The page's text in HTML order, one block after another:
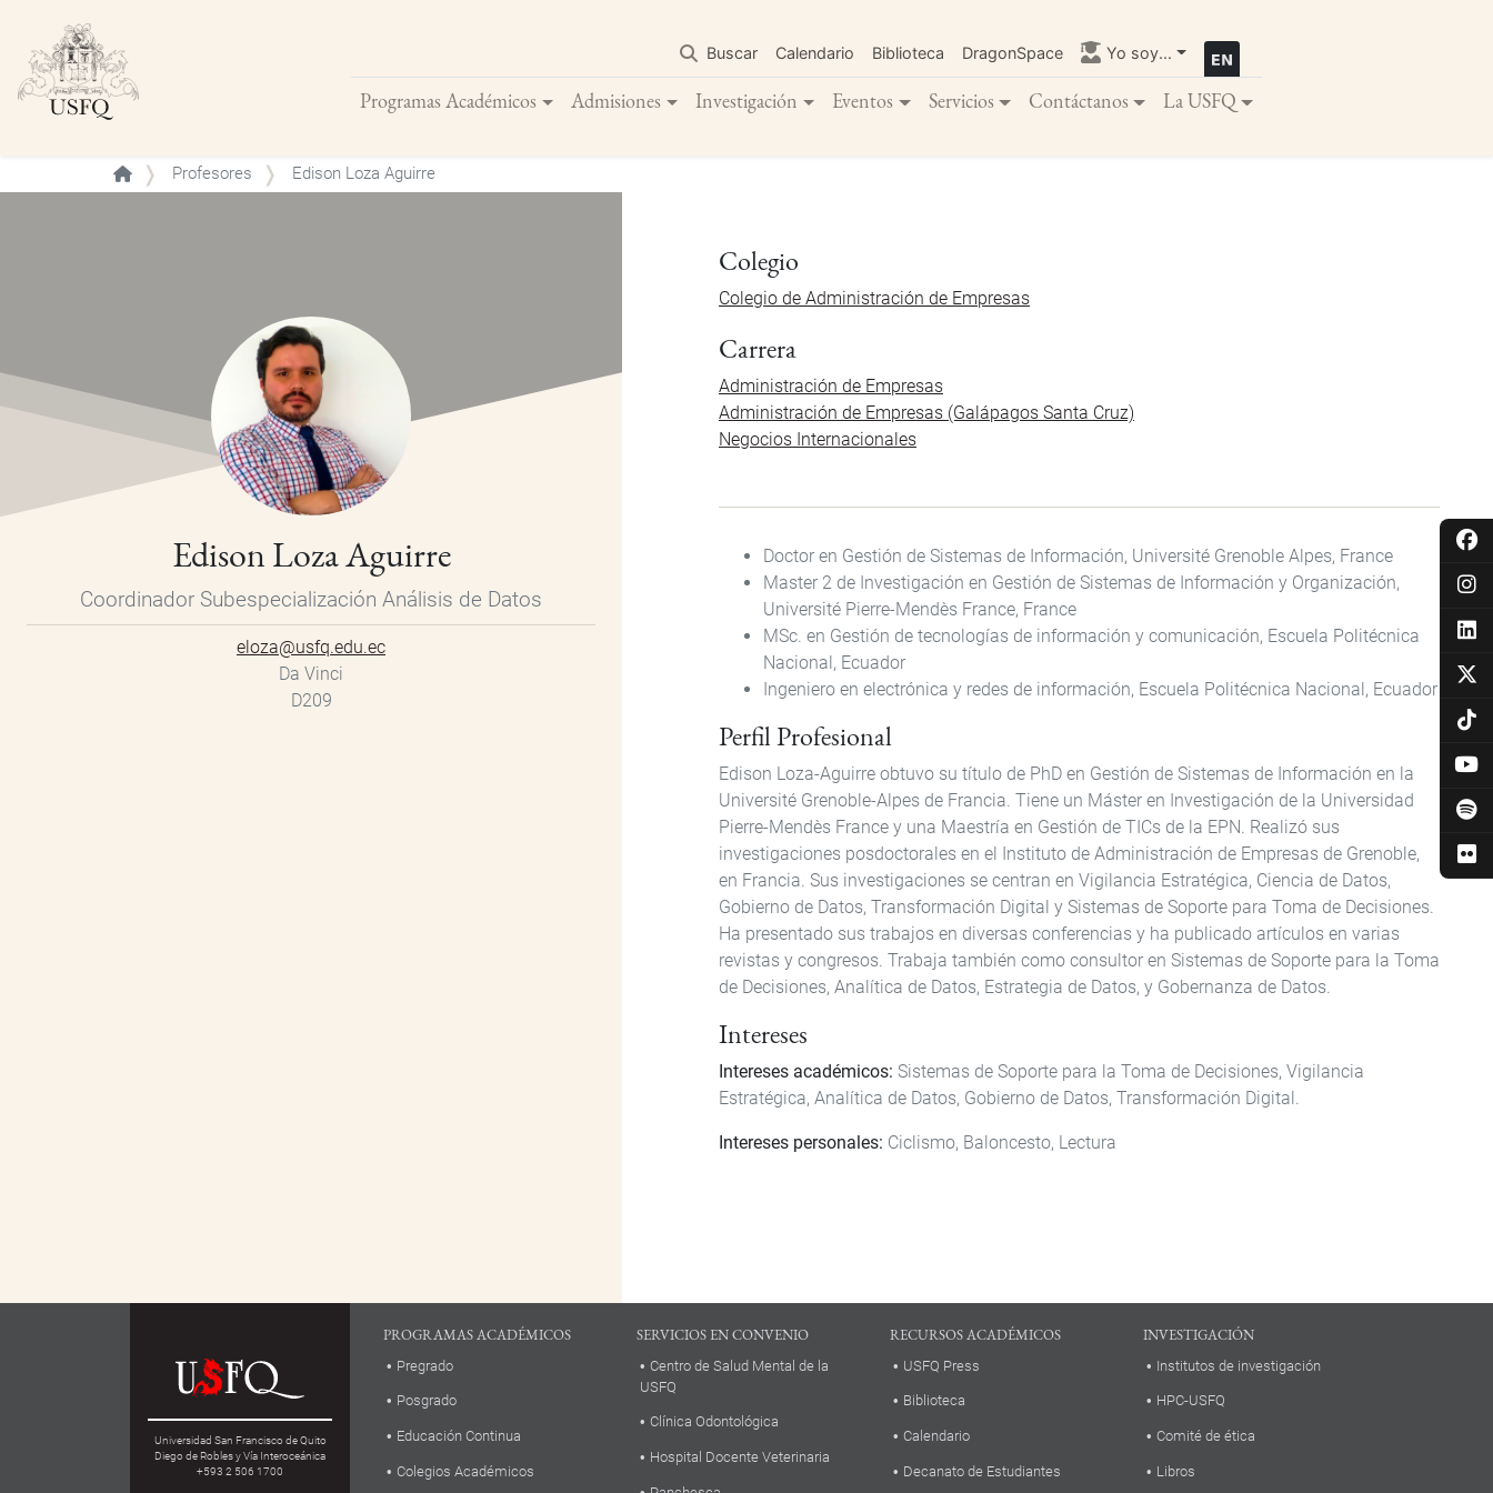
contenido
principal
Buscar Calendario Biblioteca DragonSpace Yo soy...
Programas Académicos Admisiones Investigación Eventos Servicios Contáctanos La USFQ
Buscar
Profesores Edison Loza Aguirre
Edison Loza Aguirre
Coordinador Subespecialización Análisis de Datos
eloza@usfq.edu.ec
Da Vinci
D209
Colegio
Colegio de Administración de Empresas
Carrera
Administración de Empresas
Administración de Empresas (Galápagos Santa Cruz)
Negocios Internacionales
Doctor en Gestión de Sistemas de Información, Université Grenoble Alpes, France
Master 2 de Investigación en Gestión de Sistemas de Información y Organización,
Université Pierre-Mendès France, France
MSc. en Gestión de tecnologías de información y comunicación, Escuela Politécnica
Nacional, Ecuador
Ingeniero en electrónica y redes de información, Escuela Politécnica Nacional, Ecuador
Perfil Profesional
Edison Loza-Aguirre obtuvo su título de PhD en Gestión de Sistemas de Información en la
Université Grenoble-Alpes de Francia. Tiene un Máster en Investigación de la Universidad
Pierre-Mendès France y una Maestría en Gestión de TICs de la EPN. Realizó sus
investigaciones posdoctorales en el Instituto de Administración de Empresas de Grenoble,
en Francia. Sus investigaciones se centran en Vigilancia Estratégica, Ciencia de Datos,
Gobierno de Datos, Transformación Digital y Sistemas de Soporte para Toma de Decisiones.
Ha presentado sus trabajos en diversas conferencias y ha publicado artículos en varias
revistas y congresos. Trabaja también como consultor en Sistemas de Soporte para la Toma
de Decisiones, Analítica de Datos, Estrategia de Datos, y Gobernanza de Datos.
Intereses
Intereses académicos: Sistemas de Soporte para la Toma de Decisiones, Vigilancia
Estratégica, Analítica de Datos, Gobierno de Datos, Transformación Digital.
Intereses personales: Ciclismo, Baloncesto, Lectura
Universidad San Francisco de Quito
Diego de Robles y Vía Interoceánica
+593 2 506 1700
PROGRAMAS ACADÉMICOS
Pregrado
Posgrado
Educación Continua
Colegios Académicos
SERVICIOS EN CONVENIO
Centro de Salud Mental de la
USFQ
Clínica Odontológica
Hospital Docente Veterinaria
RECURSOS ACADÉMICOS
USFQ Press
Biblioteca
Calendario
Decanato de Estudiantes
INVESTIGACIÓN
Institutos de investigación
HPC-USFQ
Comité de ética
Libros